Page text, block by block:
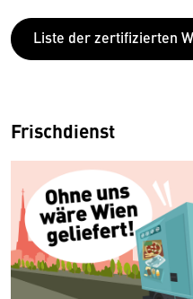
Liste der zertifizierten
Frischdienst